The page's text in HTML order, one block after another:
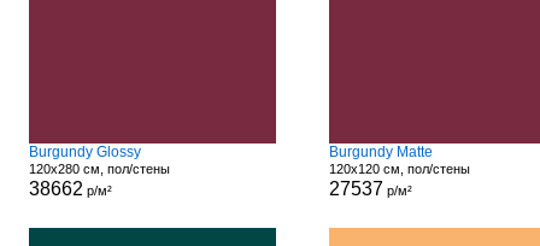
Burgundy Glossy
120x280 см, пол/стены
38662 р/м²
Burgundy Matte
120x120 см, пол/стены
27537 р/м²